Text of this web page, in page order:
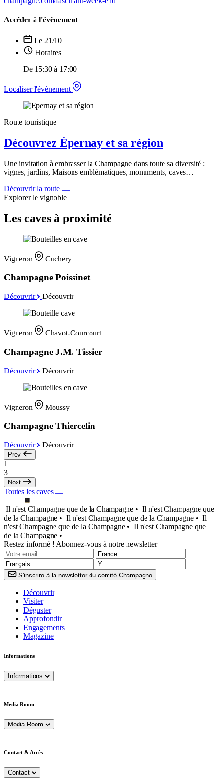
Accéder à l'évènement
Le 21/10
Horaires
De 15:30 à 17:00
Localiser l'évènement
Route touristique
Découvrez Épernay et sa région
Une invitation à embrasser la Champagne dans toute sa diversité :
vignes, jardins, Maisons emblématiques, monuments, caves…
Découvrir la route
Explorer le vignoble
Les caves à proximité
Vigneron Cuchery
Champagne Poissinet
Découvrir Découvrir
Vigneron Chavot-Courcourt
Champagne J.M. Tissier
Découvrir Découvrir
Vigneron Moussy
Champagne Thiercelin
Découvrir Découvrir
Prev
1
3
Next
Toutes les caves
Il n'est Champagne que de la Champagne • Il n'est Champagne que
de la Champagne • Il n'est Champagne que de la Champagne • Il
n'est Champagne que de la Champagne • Il n'est Champagne que
de la Champagne •
Restez informé ! Abonnez-vous à notre newsletter
S'inscrire à la newsletter du comité Champagne
Découvrir
Visiter
Déguster
Approfondir
Engagements
Magazine
Informations
Informations
Media Room
Media Room
Contact & Accès
Contact